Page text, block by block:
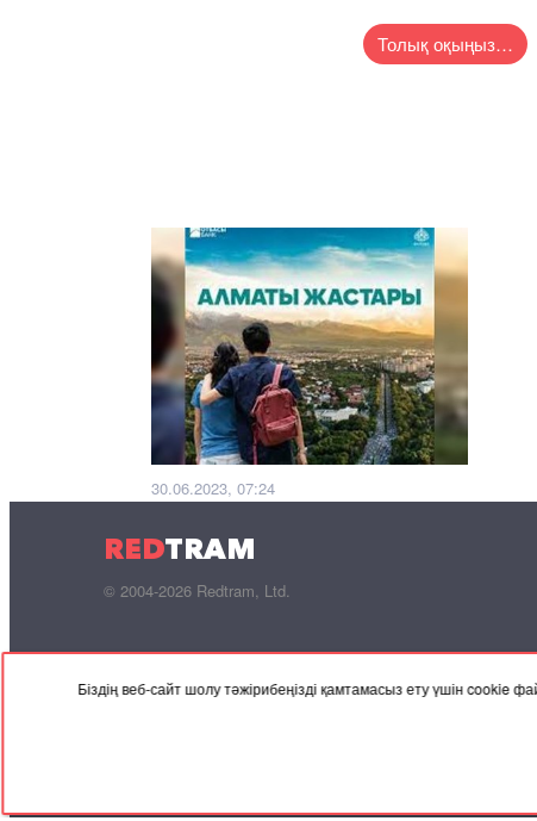
Біздің веб-сайт шолу тәжірибеңізді қамтамасыз ету үшін
Толық оқыңыз…
30.06.2023, 07:24
бағдарламасының алдын ала
REDTRAM
© 2004-2026 Redtram, Ltd.